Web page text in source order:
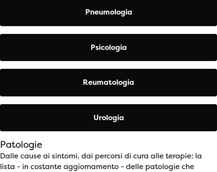
Pneumologia
Psicologia
Reumatologia
Urologia
Patologie
Dalle cause ai sintomi, dai percorsi di cura alle terapie: la
lista - in costante aggiornamento - delle patologie che